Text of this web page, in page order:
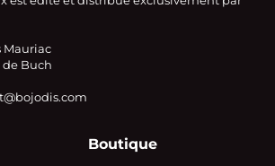
Mauriac
de Buch
Boutique